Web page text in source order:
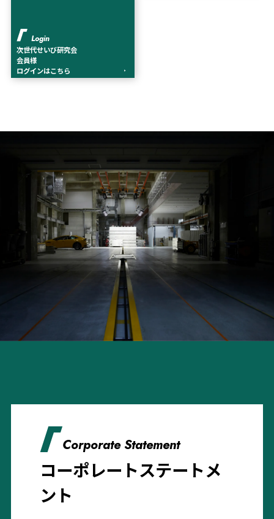
Login
次世代せいび研究会
会員様
ログインはこちら
Corporate Statement
コーポレートステートメ
ント